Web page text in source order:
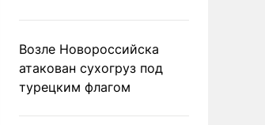
Возле Новороссийска
атакован сухогруз под
турецким флагом